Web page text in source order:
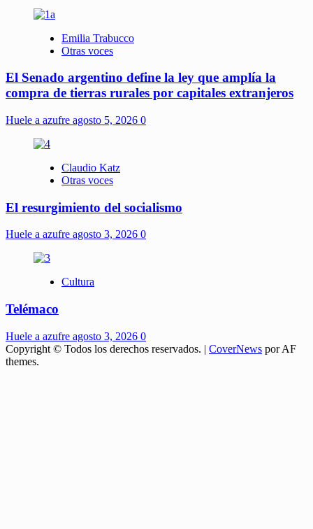
Emilia Trabucco
Otras voces
El Senado argentino define la ley que amplía la
compra de tierras rurales por capitales extranjeros
Huele a azufre agosto 5, 2026 0
Claudio Katz
Otras voces
El resurgimiento del socialismo
Huele a azufre agosto 3, 2026 0
Cultura
Telémaco
Huele a azufre agosto 3, 2026 0
Copyright © Todos los derechos reservados. | CoverNews por AF
themes.